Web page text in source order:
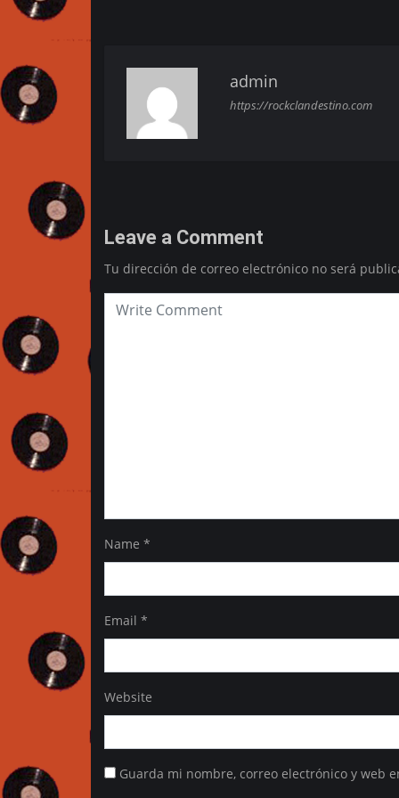
admin
https://rockclandestino.com
Leave a Comment
Tu dirección de correo electrónico no será
Name *
Email *
Website
Guarda mi nombre, correo electrónico y web